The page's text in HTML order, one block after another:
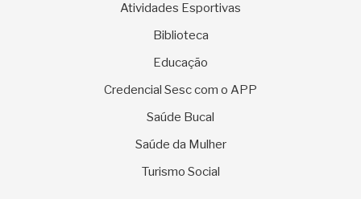
Atividades Esportivas
Biblioteca
Educação
Credencial Sesc com o APP
Saúde Bucal
Saúde da Mulher
Turismo Social